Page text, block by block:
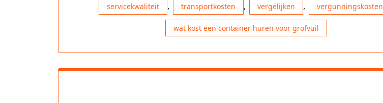
servicekwaliteit , transportkosten , vergelijken , vergunningskosten
wat kost een container huren voor grofvuil